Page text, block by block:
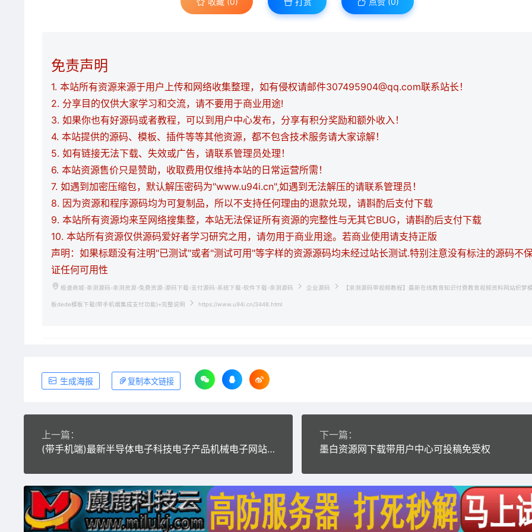
免责声明
1. 本站所有资源来源于用户上传和网络收集整理，如有侵权请邮件307495904@qq.com联系站长！
2. 分享目的仅供大家学习和交流，请不要用于商业用途!
3. 如果你也有好源码或者教程，可以到用户中心发布，分享有积分奖励和额外收入！
4. 本站提供的源码、模板、插件等等其他资源，都不包含技术服务请大家谅解！
5. 如有链接无法下载、失效或广告，请联系管理员处理！
6. 本站资源售价只是赞助，收取费用仅维持本站的日常运营所需！
7. 如遇到加密压缩包，默认解压密码为"www.u94i.cn",如遇到无法解压的请联系管理员！
8. 因为资源和程序源码均为可复制品，所以不支持任何理由的退款兑现，请斟酌后支付下载
9. 本站所有资源均来至网络搜集整，本站无法保证所有资源的完整性与无其它BUG，请斟酌后支付下载
10. 本站所有资源仅供源码爱好者学习研究之用，请勿用于商业用途。若商业使用请支持正版
声明：如果标题没有注明"已测试"或者"测试可用"等字样的资源源码均未经过站长测试.特别注意没有标注的源码不
证任何可用性
极速商城-亲测源码-亲测资源-免费资源-源码下载-支付源码-系统下载-软件下载-亲测源码 企业源码 【亲测源码带视频教程】最新在线教育知识付费教育视频资料网站织梦
板dede模板下载(带手机端集成支付功能)+完整说明 https://www.u94i.cn/3448.html
生成海报 复制本文链接
上一篇：
(带手机端)最新半导体电子科技电子产品机械电子网站源码 织梦模板dede模板源码
下一篇：
墨白资源网下载带用户中心可投稿免受权